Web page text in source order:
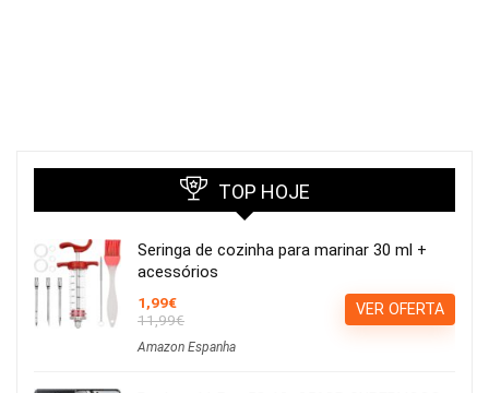
TOP HOJE
Seringa de cozinha para marinar 30 ml +
acessórios
1,99€
11,99€
Amazon Espanha
VER OFERTA